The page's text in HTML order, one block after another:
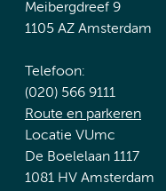
Meibergdreef 9
1105 AZ Amsterdam
Telefoon:
(020) 566 9111
Route en parkeren
Locatie VUmc
De Boelelaan 1117
1081 HV Amsterdam